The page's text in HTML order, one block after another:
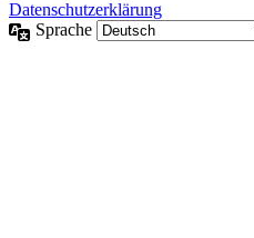
Datenschutzerklärung
Sprache